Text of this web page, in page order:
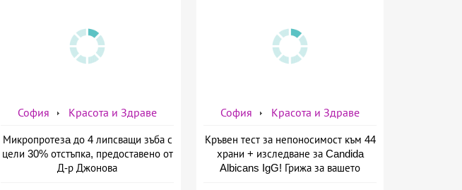
София Красота и Здраве
Микропротезa до 4 липсващи зъба с
цели 30% отстъпка, предоставено от
Д-р Джонова
София Красота и Здраве
Кръвен тест за непоносимост към 44
храни + изследване за Candida
Albicans IgG! Грижа за вашето